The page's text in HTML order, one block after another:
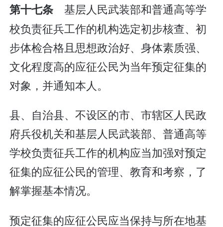
第十七条 基层人民武装部和普通高等学
校负责征兵工作的机构选定初步核查、初
步体检合格且思想政治好、身体素质强、
文化程度高的应征公民为当年预定征集的
对象，并通知本人。
县、自治县、不设区的市、市辖区人民政
府兵役机关和基层人民武装部、普通高等
学校负责征兵工作的机构应当加强对预定
征集的应征公民的管理、教育和考察，了
解掌握基本情况。
预定征集的应征公民应当保持与所在地基